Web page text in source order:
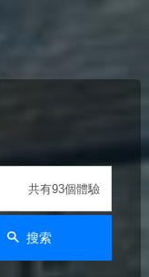
共有93個體驗
搜索